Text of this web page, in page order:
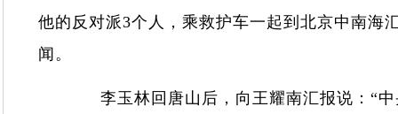
他的反对派3个人，乘救护车一起到北京中南海
闻。
李玉林回唐山后，向王耀南汇报说：“中